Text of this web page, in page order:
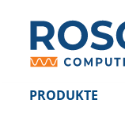
PRODUKTE